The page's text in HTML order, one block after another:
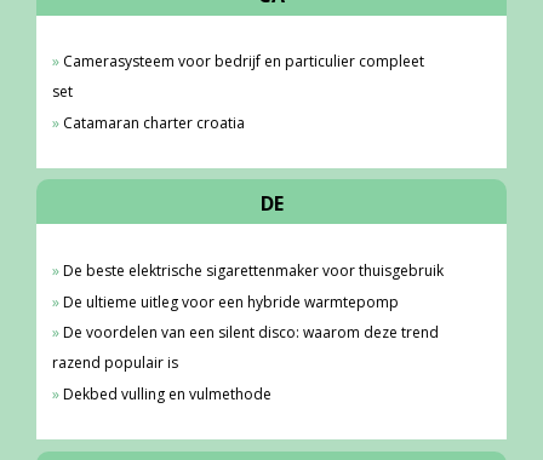
Camerasysteem voor bedrijf en particulier compleet
set
Catamaran charter croatia
DE
De beste elektrische sigarettenmaker voor thuisgebruik
De ultieme uitleg voor een hybride warmtepomp
De voordelen van een silent disco: waarom deze trend
razend populair is
Dekbed vulling en vulmethode